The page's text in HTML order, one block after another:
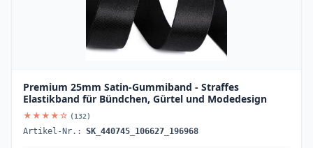
Premium 25mm Satin-Gummiband - Straffes
Elastikband für Bündchen, Gürtel und Modedesign
★★★★☆ (132)
Artikel-Nr.: SK_440745_106627_196968